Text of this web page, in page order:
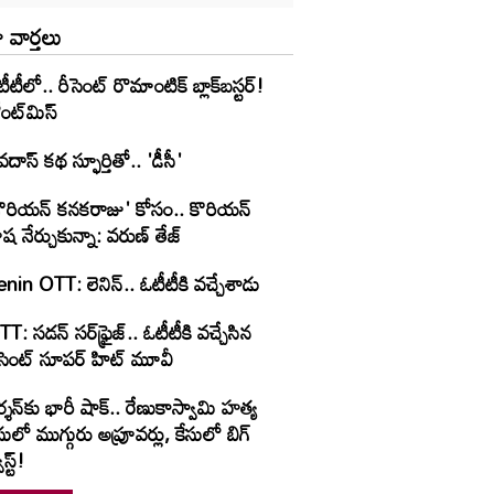
రీసెంట్ రొమాంటిక్‌ బ్లాక్‌బ‌స్ట‌ర్‌!
కథ స్ఫూర్తితో.. 'డీసీ'
కనకరాజు' కోసం.. కొరియన్
నేర్చుకున్నా: వరుణ్ తేజ్
OTT: లెనిన్.. ఓటీటీకి వ‌చ్చేశాడు
స‌డ‌న్ స‌ర్‌ఫ్రైజ్‌.. ఓటీటీకి వ‌చ్చేసిన
సూప‌ర్ హిట్ మూవీ
భారీ షాక్.. రేణుకాస్వామి హత్య
ముగ్గురు అప్రూవర్లు, కేసులో బిగ్